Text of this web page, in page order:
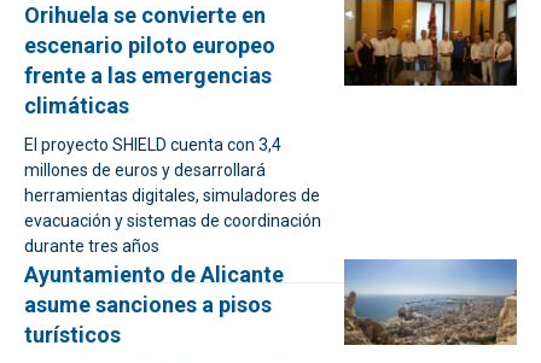
Orihuela se convierte en
escenario piloto europeo
frente a las emergencias
climáticas
El proyecto SHIELD cuenta con 3,4
millones de euros y desarrollará
herramientas digitales, simuladores de
evacuación y sistemas de coordinación
durante tres años
Ayuntamiento de Alicante
asume sanciones a pisos
turísticos